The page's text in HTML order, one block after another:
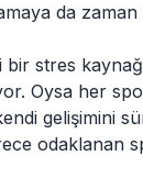
da zaman
stres
Oysa her
gelişimini
odaklanan